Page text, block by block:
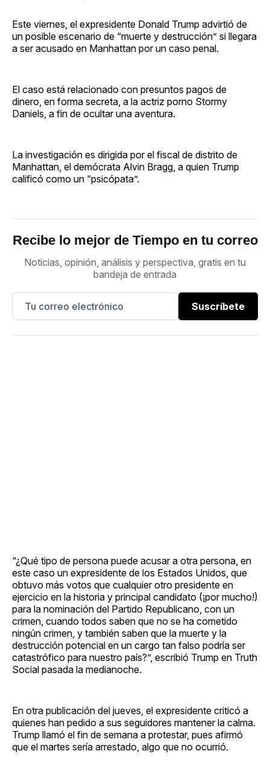
Este viernes, el expresidente Donald Trump advirtió de
un posible escenario de “muerte y destrucción” si llegara
a ser acusado en Manhattan por un caso penal.
El caso está relacionado con presuntos pagos de
dinero, en forma secreta, a la actriz porno Stormy
Daniels, a fin de ocultar una aventura.
La investigación es dirigida por el fiscal de distrito de
Manhattan, el demócrata Alvin Bragg, a quien Trump
calificó como un “psicópata”.
Recibe lo mejor de Tiempo en tu correo
Noticias, opinión, análisis y perspectiva, gratis en tu
bandeja de entrada
Suscríbete
“¿Qué tipo de persona puede acusar a otra persona, en
este caso un expresidente de los Estados Unidos, que
obtuvo más votos que cualquier otro presidente en
ejercicio en la historia y principal candidato (¡por mucho!)
para la nominación del Partido Republicano, con un
crimen, cuando todos saben que no se ha cometido
ningún crimen, y también saben que la muerte y la
destrucción potencial en un cargo tan falso podría ser
catastrófico para nuestro país?”, escribió Trump en Truth
Social pasada la medianoche.
En otra publicación del jueves, el expresidente criticó a
quienes han pedido a sus seguidores mantener la calma.
Trump llamó el fin de semana a protestar, pues afirmó
que el martes sería arrestado, algo que no ocurrió.